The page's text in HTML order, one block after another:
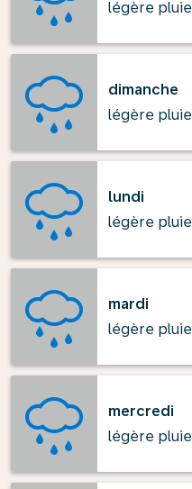
légère pluie
dimanche
légère pluie
lundi
légère pluie
mardi
légère pluie
mercredi
légère pluie